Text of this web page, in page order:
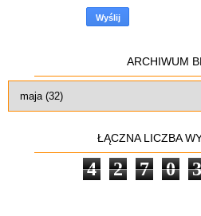
ARCHIWUM
ŁĄCZNA LICZBA
4 2 7 0 3